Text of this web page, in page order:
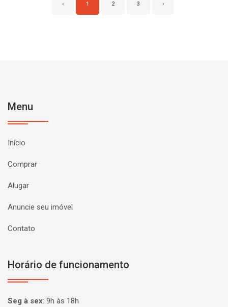
‹ 1 2 3 ›
Menu
Início
Comprar
Alugar
Anuncie seu imóvel
Contato
Horário de funcionamento
Seg à sex: 9h às 18h